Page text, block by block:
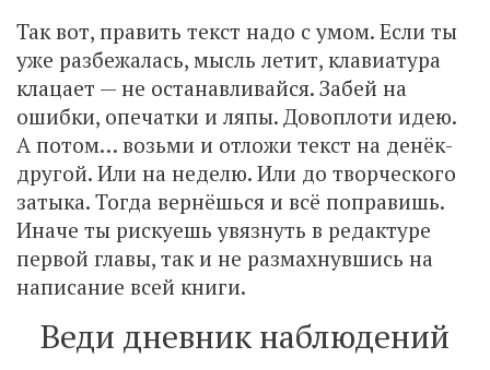
Так вот, править текст надо с умом. Если ты
уже разбежалась, мысль летит, клавиатура
клацает — не останавливайся. Забей на
ошибки, опечатки и ляпы. Довоплоти идею.
А потом… возьми и отложи текст на денёк-
другой. Или на неделю. Или до творческого
затыка. Тогда вернёшься и всё поправишь.
Иначе ты рискуешь увязнуть в редактуре
первой главы, так и не размахнувшись на
написание всей книги.
Веди дневник наблюдений